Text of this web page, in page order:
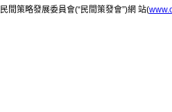
民間策略發展委員會(“民間策發會”)網 站(